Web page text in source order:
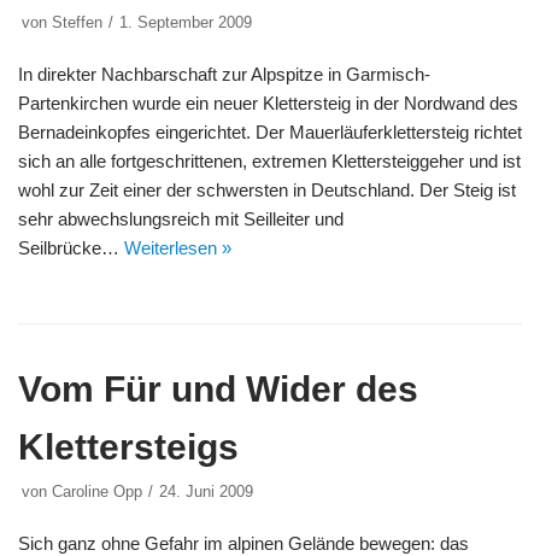
von Steffen 1. September 2009
In direkter Nachbarschaft zur Alpspitze in Garmisch-
Partenkirchen wurde ein neuer Klettersteig in der Nordwand des
Bernadeinkopfes eingerichtet. Der Mauerläuferklettersteig richtet
sich an alle fortgeschrittenen, extremen Klettersteiggeher und ist
wohl zur Zeit einer der schwersten in Deutschland. Der Steig ist
sehr abwechslungsreich mit Seilleiter und
Seilbrücke… Weiterlesen »
Vom Für und Wider des
Klettersteigs
von Caroline Opp 24. Juni 2009
Sich ganz ohne Gefahr im alpinen Gelände bewegen: das